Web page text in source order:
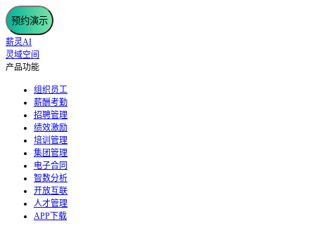
预约演示
薪灵AI
灵域空间
产品功能
组织员工
薪酬考勤
招聘管理
绩效激励
培训管理
集团管理
电子合同
智数分析
开放互联
人才管理
APP下载